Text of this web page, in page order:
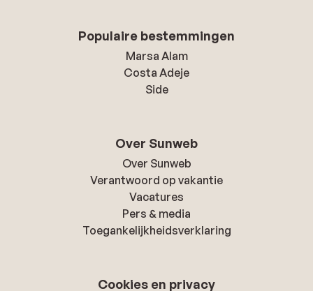
Populaire bestemmingen
Marsa Alam
Costa Adeje
Side
Over Sunweb
Over Sunweb
Verantwoord op vakantie
Vacatures
Pers & media
Toegankelijkheidsverklaring
Cookies en privacy